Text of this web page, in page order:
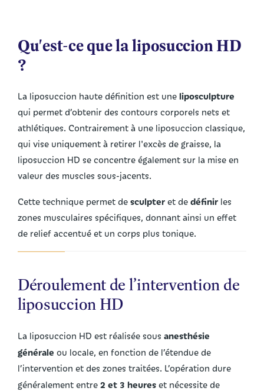
Qu'est-ce que la liposuccion HD
?
La liposuccion haute définition est une liposculpture
qui permet d’obtenir des contours corporels nets et
athlétiques. Contrairement à une liposuccion classique,
qui vise uniquement à retirer l'excès de graisse, la
liposuccion HD se concentre également sur la mise en
valeur des muscles sous-jacents.
Cette technique permet de sculpter et de définir les
zones musculaires spécifiques, donnant ainsi un effet
de relief accentué et un corps plus tonique.
Déroulement de l’intervention de
liposuccion HD
La liposuccion HD est réalisée sous anesthésie
générale ou locale, en fonction de l’étendue de
l’intervention et des zones traitées. L’opération dure
généralement entre 2 et 3 heures et nécessite de